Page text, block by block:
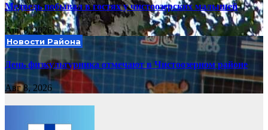
Медведь побывал в гостях у чистоозерских малышей
Авг 8, 2026
Новости Района
День физкультурника отмечают в Чистоозерном районе
Авг 8, 2026